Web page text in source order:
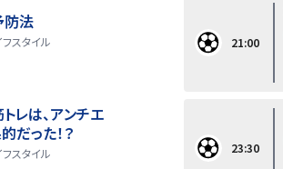
防法
フスタイル
レは、アンチエ
だった！？
フスタイル
21:00
23:30